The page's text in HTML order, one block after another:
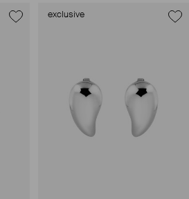
exclusive